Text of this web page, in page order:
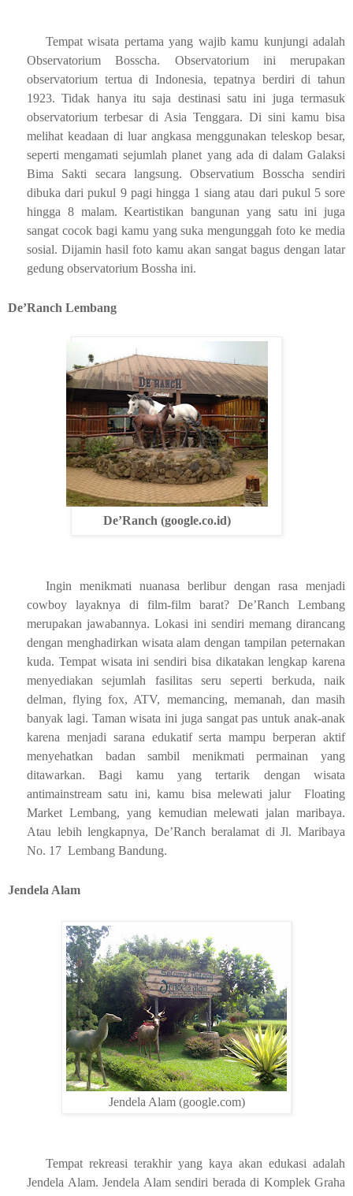
Tempat wisata pertama yang wajib kamu kunjungi adalah
Observatorium Bosscha. Observatorium ini merupakan
observatorium tertua di Indonesia, tepatnya berdiri di tahun
1923. Tidak hanya itu saja destinasi satu ini juga termasuk
observatorium terbesar di Asia Tenggara. Di sini kamu bisa
melihat keadaan di luar angkasa menggunakan teleskop besar,
seperti mengamati sejumlah planet yang ada di dalam Galaksi
Bima Sakti secara langsung. Observatium Bosscha sendiri
dibuka dari pukul 9 pagi hingga 1 siang atau dari pukul 5 sore
hingga 8 malam. Keartistikan bangunan yang satu ini juga
sangat cocok bagi kamu yang suka mengunggah foto ke media
sosial. Dijamin hasil foto kamu akan sangat bagus dengan latar
gedung observatorium Bossha ini.
De’Ranch Lembang
De’Ranch (google.co.id)
Ingin menikmati nuanasa berlibur dengan rasa menjadi
cowboy layaknya di film-film barat? De’Ranch Lembang
merupakan jawabannya. Lokasi ini sendiri memang dirancang
dengan menghadirkan wisata alam dengan tampilan peternakan
kuda. Tempat wisata ini sendiri bisa dikatakan lengkap karena
menyediakan sejumlah fasilitas seru seperti berkuda, naik
delman, flying fox, ATV, memancing, memanah, dan masih
banyak lagi. Taman wisata ini juga sangat pas untuk anak-anak
karena menjadi sarana edukatif serta mampu berperan aktif
menyehatkan badan sambil menikmati permainan yang
ditawarkan. Bagi kamu yang tertarik dengan wisata
antimainstream satu ini, kamu bisa melewati jalur
Floating
Market Lembang, yang kemudian melewati jalan maribaya.
Atau lebih lengkapnya, De’Ranch beralamat di Jl. Maribaya
No. 17 Lembang Bandung.
Jendela Alam
Jendela Alam (google.com)
Tempat rekreasi terakhir yang kaya akan edukasi adalah
Jendela Alam. Jendela Alam sendiri berada di Komplek Graha